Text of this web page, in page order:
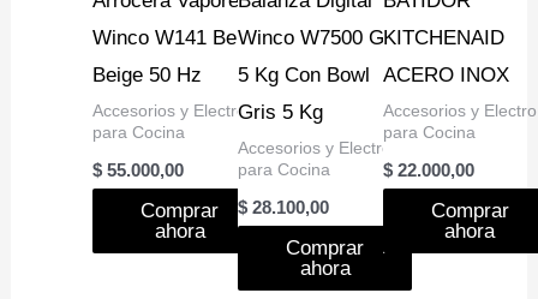
Winco W141 Beige
Beige 50 Hz
Accesorios y Electro
para Cocina
$ 55.000,00
Comprar
ahora
Winco W7500 Gris
5 Kg Con Bowl
Gris 5 Kg
Accesorios y Electro
para Cocina
$ 28.100,00
Comprar
ahora
KITCHENAID
ACERO INOX
Accesorios y Electro
para Cocina
$22.000,00
Comprar
ahora